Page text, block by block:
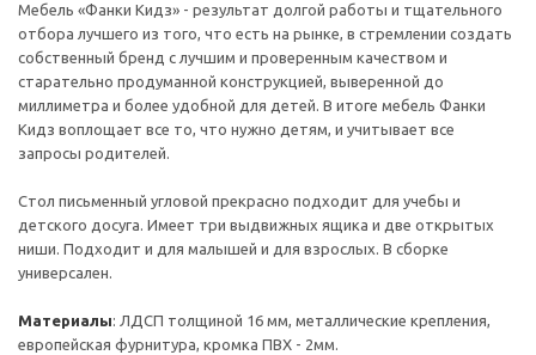
Мебель «Фанки Кидз» - результат долгой работы и тщательного
отбора лучшего из того, что есть на рынке, в стремлении создать
собственный бренд с лучшим и проверенным качеством и
старательно продуманной конструкцией, выверенной до
миллиметра и более удобной для детей. В итоге мебель Фанки
Кидз воплощает все то, что нужно детям, и учитывает все
запросы родителей.
Стол письменный угловой прекрасно подходит для учебы и
детского досуга. Имеет три выдвижных ящика и две открытых
ниши. Подходит и для малышей и для взрослых. В сборке
универсален.
Материалы: ЛДСП толщиной 16 мм, металлические крепления,
европейская фурнитура, кромка ПВХ - 2мм.